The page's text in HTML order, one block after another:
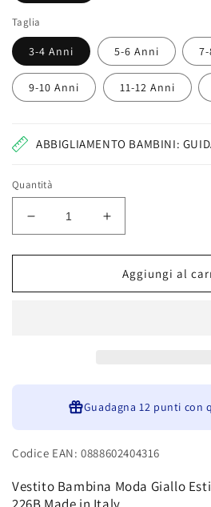
Taglia
3-4 Anni 5-6 Anni
9-10 Anni 11-12 Anni
ABBIGLIAMENTO BAMBINI:
Quantità
Diminuisci
quantità
per
Bambina
Angelina
in
Aumenta
quantità
per
Vestito
Bambina
Angelina
in
Aggiungi al
Guadagna12 punti con
Codice EAN: 0888602404316
Vestito Bambina Moda Giallo